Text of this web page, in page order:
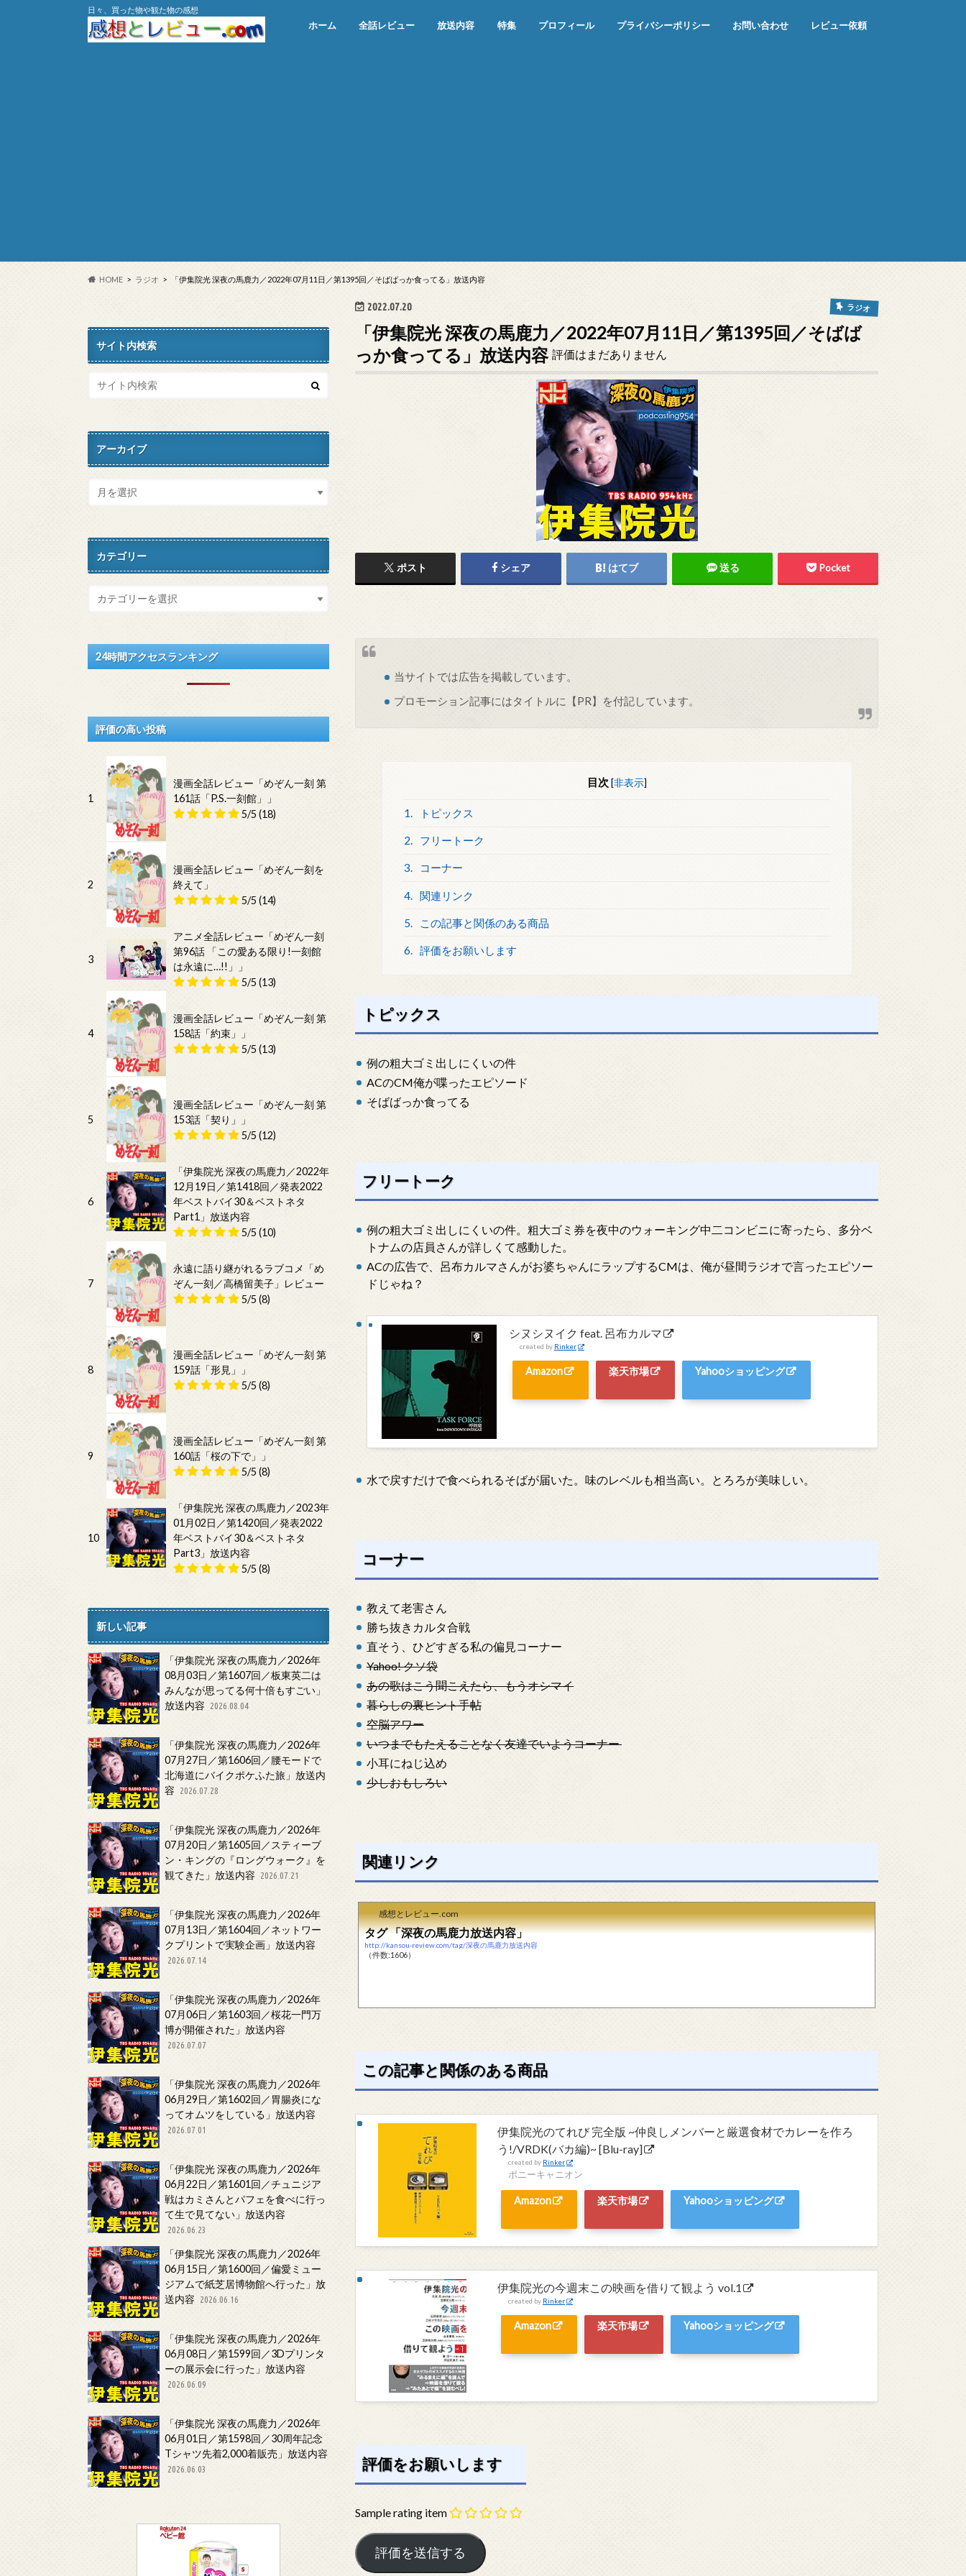
日々、買った物や観た物の感想
ホーム 全話レビュー 放送内容 特集 プロフィール プライバシーポリシー お問い合わせ レビュー依頼
HOME ラジオ 「伊集院光 深夜の馬鹿力／2022年07月11日／第1395回／そばばっか食ってる」放送内容
2022.07.20 ラジオ
「伊集院光 深夜の馬鹿力／2022年07月11日／第1395回／そばば
っか食ってる」放送内容 評価はまだありません
ポスト シェア はてブ 送る Pocket
当サイトでは広告を掲載しています。
プロモーション記事にはタイトルに【PR】を付記しています。
目次 [非表示]
1. トピックス
2. フリートーク
3. コーナー
4. 関連リンク
5. この記事と関係のある商品
6. 評価をお願いします
トピックス
例の粗大ゴミ出しにくいの件
ACのCM俺が喋ったエピソード
そばばっか食ってる
フリートーク
例の粗大ゴミ出しにくいの件。粗大ゴミ券を夜中のウォーキング中二コンビニに寄ったら、多分ベ
トナムの店員さんが詳しくて感動した。
ACの広告で、呂布カルマさんがお婆ちゃんにラップするCMは、俺が昼間ラジオで言ったエピソー
ドじゃね？
シヌシヌイク feat. 呂布カルマ
created by Rinker
Amazon 楽天市場 Yahooショッピング
水で戻すだけで食べられるそばが届いた。味のレベルも相当高い。とろろが美味しい。
コーナー
教えて老害さん
勝ち抜きカルタ合戦
直そう、ひどすぎる私の偏見コーナー
Yahoo! クソ袋
あの歌はこう聞こえたら、もうオシマイ
暮らしの裏ヒント手帖
空脳アワー
いつまでもたえることなく友達でいようコーナー
小耳にねじ込め
少しおもしろい
関連リンク
感想とレビュー.com
タグ 「深夜の馬鹿力放送内容」
http://kansou-review.com/tag/深夜の馬鹿力放送内容
（件数:1606）
この記事と関係のある商品
伊集院光のてれび 完全版 ~仲良しメンバーと厳選食材でカレーを作ろ
う!/VRDK(バカ編)~ [Blu-ray]
created by Rinker
ポニーキャニオン
Amazon 楽天市場 Yahooショッピング
伊集院光の今週末この映画を借りて観よう vol.1
created by Rinker
Amazon 楽天市場 Yahooショッピング
評価をお願いします
Sample rating item
サイト内検索
アーカイブ
カテゴリー
24時間アクセスランキング
評価の高い投稿
1
漫画全話レビュー「めぞん一刻 第
161話「P.S.一刻館」」
5/5 (18)
2
漫画全話レビュー「めぞん一刻を
終えて」
5/5 (14)
3
アニメ全話レビュー「めぞん一刻
第96話 「この愛ある限り!一刻館
は永遠に…!!」」
5/5 (13)
4
漫画全話レビュー「めぞん一刻 第
158話「約束」」
5/5 (13)
5
漫画全話レビュー「めぞん一刻 第
153話「契り」」
5/5 (12)
6
「伊集院光 深夜の馬鹿力／2022年
12月19日／第1418回／発表2022
年ベストバイ30＆ベストネタ
Part1」放送内容
5/5 (10)
7
永遠に語り継がれるラブコメ「め
ぞん一刻／高橋留美子」レビュー
5/5 (8)
8
漫画全話レビュー「めぞん一刻 第
159話「形見」」
5/5 (8)
9
漫画全話レビュー「めぞん一刻 第
160話「桜の下で」」
5/5 (8)
10
「伊集院光 深夜の馬鹿力／2023年
01月02日／第1420回／発表2022
年ベストバイ30＆ベストネタ
Part3」放送内容
5/5 (8)
新しい記事
「伊集院光 深夜の馬鹿力／2026年
08月03日／第1607回／板東英二は
みんなが思ってる何十倍もすごい」
放送内容
2026.08.04
「伊集院光 深夜の馬鹿力／2026年
07月27日／第1606回／腰モードで
北海道にバイクポケふた旅」放送内
容
2026.07.28
「伊集院光 深夜の馬鹿力／2026年
07月20日／第1605回／スティーブ
ン・キングの『ロングウォーク』を
観てきた」放送内容
2026.07.21
「伊集院光 深夜の馬鹿力／2026年
07月13日／第1604回／ネットワー
クプリントで実験企画」放送内容
2026.07.14
「伊集院光 深夜の馬鹿力／2026年
07月06日／第1603回／桜花一門万
博が開催された」放送内容
2026.07.07
「伊集院光 深夜の馬鹿力／2026年
06月29日／第1602回／胃腸炎にな
ってオムツをしている」放送内容
2026.07.01
「伊集院光 深夜の馬鹿力／2026年
06月22日／第1601回／チュニジア
戦はカミさんとパフェを食べに行っ
て生で見てない」放送内容
2026.06.23
「伊集院光 深夜の馬鹿力／2026年
06月15日／第1600回／偏愛ミュー
ジアムで紙芝居博物館へ行った」放
送内容
2026.06.16
「伊集院光 深夜の馬鹿力／2026年
06月08日／第1599回／3Dプリンタ
ーの展示会に行った」放送内容
2026.06.09
「伊集院光 深夜の馬鹿力／2026年
06月01日／第1598回／30周年記念
Tシャツ先着2,000着販売」放送内容
2026.06.03